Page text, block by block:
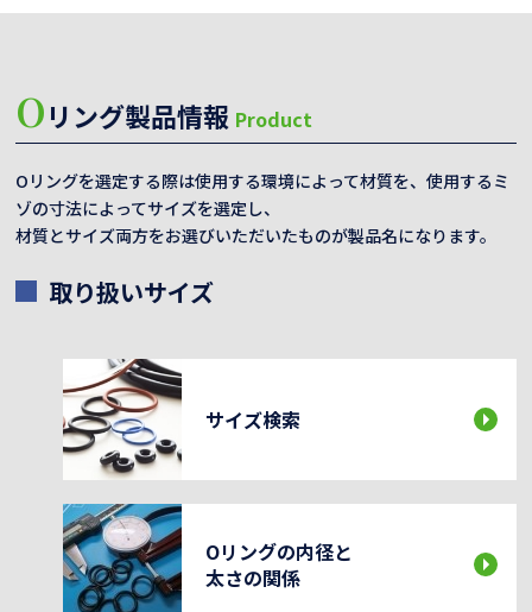
Oリング製品情報 Product
Oリングを選定する際は使用する環境によって材質を、使用するミ
ゾの寸法によってサイズを選定し、
材質とサイズ両方をお選びいただいたものが製品名になります。
取り扱いサイズ
サイズ検索
Oリングの内径と
太さの関係